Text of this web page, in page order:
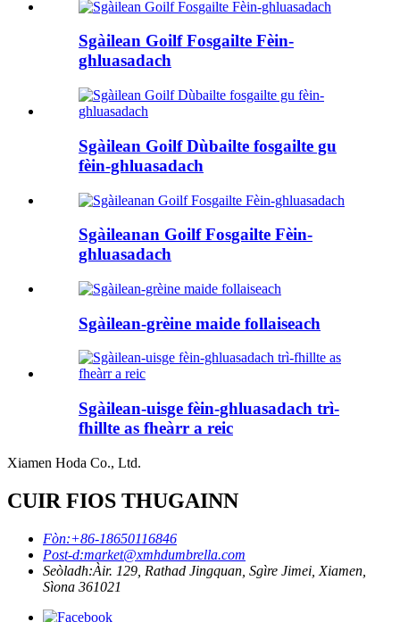
Sgàilean Goilf Fosgailte Fèin-
ghluasadach
Sgàilean Goilf Dùbailte fosgailte gu
fèin-ghluasadach
Sgàileanan Goilf Fosgailte Fèin-
ghluasadach
Sgàilean-grèine maide follaiseach
Sgàilean-uisge fèin-ghluasadach trì-
fhillte as fheàrr a reic
Xiamen Hoda Co., Ltd.
CUIR FIOS THUGAINN
Fòn:+86-18650116846
Post-d:market@xmhdumbrella.com
Seòladh:Àir. 129, Rathad Jingquan, Sgìre Jimei, Xiamen,
Sìona 361021